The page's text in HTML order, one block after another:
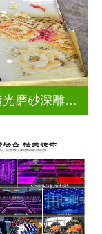
新中式透光磨砂深雕浮雕玻璃